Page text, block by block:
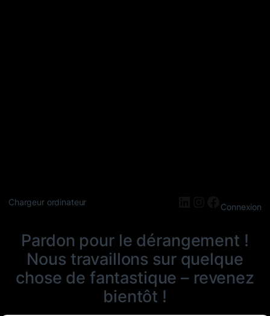
Chargeur ordinateur LinkedIn
Instagram
Connexion
Pardon pour le dérangement !
Nous travaillons sur quelque
chose de fantastique – revenez
bientôt !